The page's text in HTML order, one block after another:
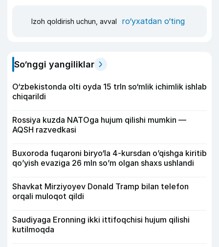
Izoh qoldirish uchun, avval ro‘yxatdan o‘ting
So‘nggi yangiliklar
O‘zbekistonda olti oyda 15 trln so‘mlik ichimlik ishlab
chiqarildi
Rossiya kuzda NATOga hujum qilishi mumkin —
AQSH razvedkasi
Buxoroda fuqaroni biryo‘la 4-kursdan o’qishga kiritib
qo’yish evaziga 26 mln so’m olgan shaxs ushlandi
Shavkat Mirziyoyev Donald Tramp bilan telefon
orqali muloqot qildi
Saudiyaga Eronning ikki ittifoqchisi hujum qilishi
kutilmoqda